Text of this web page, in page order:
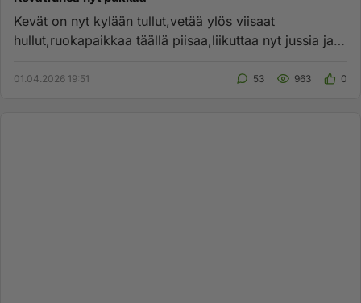
Kevät on nyt kylään tullut,vetää ylös viisaat
hullut,ruokapaikkaa täällä piisaa,liikuttaa nyt jussia ja
01.04.2026 19:51 53 963 0